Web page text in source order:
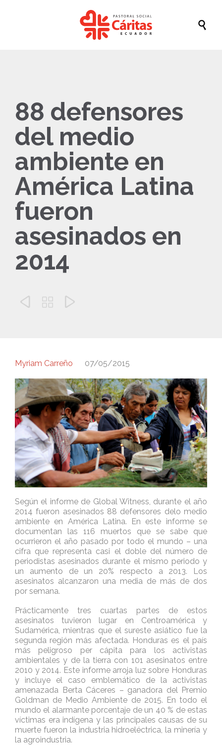

88 defensores
del medio
ambiente en
América Latina
fueron
asesinados en
2014
  
Myriam Carreño 07/05/2015
Según el informe de Global Witness, durante el año
2014 fueron asesinados 88 defensores delo medio
ambiente en América Latina. En este informe se
documentan las 116 muertos que se sabe que
ocurrieron el año pasado por todo el mundo – una
cifra que representa casi el doble del número de
periodistas asesinados durante el mismo periodo y
un aumento de un 20% respecto a 2013. Los
asesinatos alcanzaron una media de más de dos
por semana.
Prácticamente tres cuartas partes de estos
asesinatos tuvieron lugar en Centroamérica y
Sudamérica, mientras que el sureste asiático fue la
segunda región más afectada. Honduras es el país
más peligroso per cápita para los activistas
ambientales y de la tierra con 101 asesinatos entre
2010 y 2014. Este informe arroja luz sobre Honduras
y incluye el caso emblemático de la activistas
amenazada Berta Cáceres – ganadora del Premio
Goldman de Medio Ambiente de 2015. En todo el
mundo el alarmante porcentaje de un 40 % de estas
víctimas era indígena y las principales causas de su
muerte fueron la industria hidroeléctrica, la minería y
la agroindustria.